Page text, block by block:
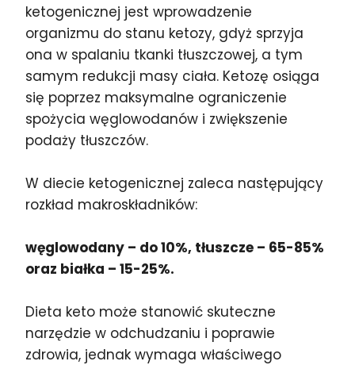
ketogenicznej jest wprowadzenie
organizmu do stanu ketozy, gdyż sprzyja
ona w spalaniu tkanki tłuszczowej, a tym
samym redukcji masy ciała. Ketozę osiąga
się poprzez maksymalne ograniczenie
spożycia węglowodanów i zwiększenie
podaży tłuszczów.
W diecie ketogenicznej zaleca następujący
rozkład makroskładników:
węglowodany – do 10%, tłuszcze – 65-85%
oraz białka – 15-25%.
Dieta keto może stanowić skuteczne
narzędzie w odchudzaniu i poprawie
zdrowia, jednak wymaga właściwego